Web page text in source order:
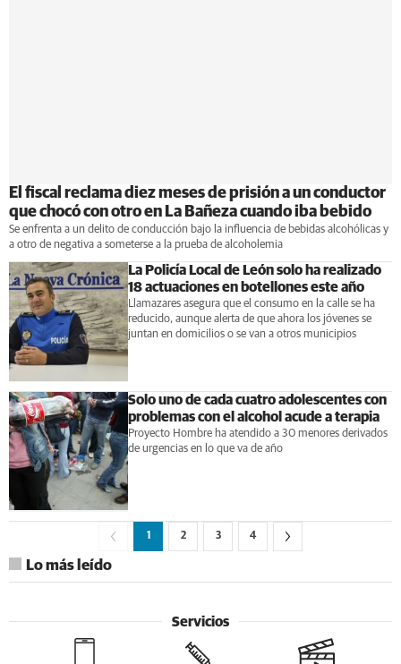
El fiscal reclama diez meses de prisión a un conductor
que chocó con otro en La Bañeza cuando iba bebido
Se enfrenta a un delito de conducción bajo la influencia de bebidas alcohólicas y
a otro de negativa a someterse a la prueba de alcoholemia
La Policía Local de León solo ha realizado
18 actuaciones en botellones este año
Llamazares asegura que el consumo en la calle se ha
reducido, aunque alerta de que ahora los jóvenes se
juntan en domicilios o se van a otros municipios
Solo uno de cada cuatro adolescentes con
problemas con el alcohol acude a terapia
Proyecto Hombre ha atendido a 30 menores derivados
de urgencias en lo que va de año
1 2 3 4
Lo más leído
Servicios